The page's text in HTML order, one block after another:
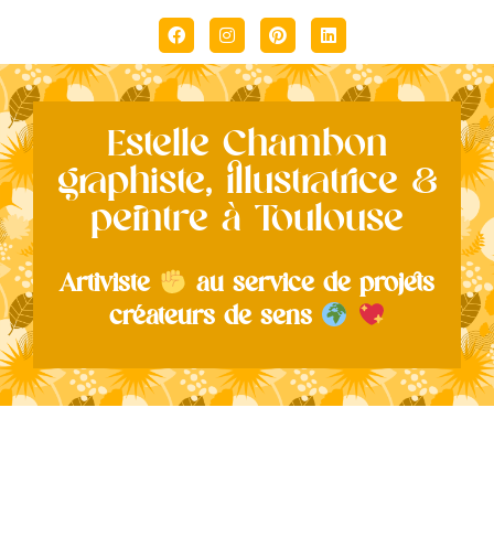
Estelle Chambon
graphiste, illustratrice &
peintre à Toulouse
Artiviste
au service de projets
créateurs de sens